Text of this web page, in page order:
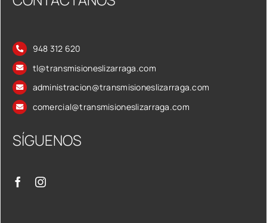
948 312 620
tl@transmisioneslizarraga.com
administracion@transmisioneslizarraga.com
comercial@transmisioneslizarraga.com
SÍGUENOS